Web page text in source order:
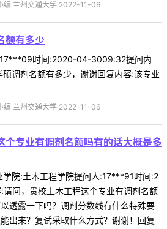
编 兰州交通大学 2022-11-06
额有多少
时间:2020-04-3009:32提问内
调剂名额有多少，谢谢回复内容:该专业
编 兰州交通大学 2022-11-06
个专业有调剂名额吗有的话大概是多
学院:土木工程学院提问人:17***91时间:2
问，贵校土木工程这个专业有调剂名额
透露一下吗？调剂分数线有什么特殊要
出来？复试采取什么方式？谢谢！回复